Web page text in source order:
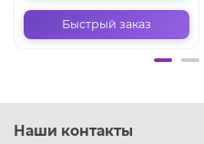
Быстрый заказ
Наши контакты